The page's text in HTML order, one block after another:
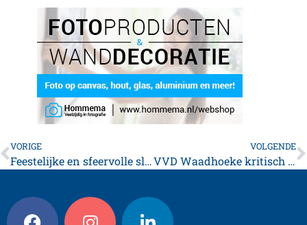
VORIGE
Feestelijke en sfeervolle slotavond voor Avondvierdaagse Franeker
VOLGENDE
VVD Waadhoeke kritisch op nieuwe coalitie